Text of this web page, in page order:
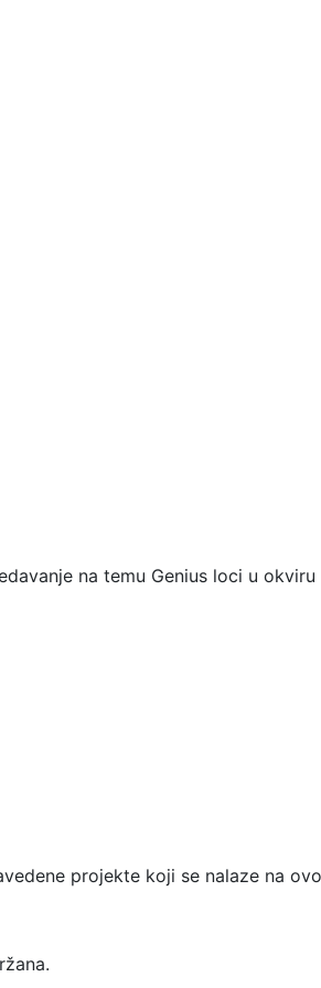
na temu Genius loci u
projekte koji se nalaze na